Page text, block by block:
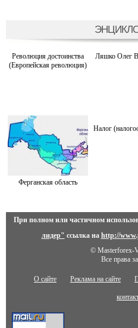
Революция достоинства
(Европейская революция)
Ляшко Олег
Ферганская область
Налог
При полном или частичном
лидер" ссылка на http://
© Masterforex-
Все права
О сайте Реклама на сайте